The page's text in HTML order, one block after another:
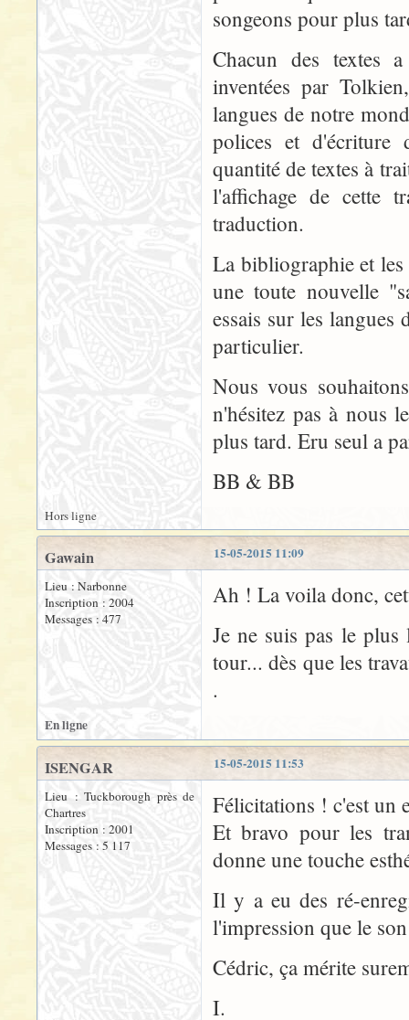
songeons pour plus
Chacun des textes
inventées par
langues de notre
polices et d'écriture
quantité de textes à
l'affichage de cette
traduction.
La bibliographie et les
une toute nouvelle
essais sur les
particulier.
Nous vous
n'hésitez pas à nous
plus tard. Eru seul a
BB & BB
Hors ligne
15-05-2015 11:09
Gawain
Lieu : Narbonne
Inscription : 2004
Messages : 477
Ah ! La voila donc,
Je ne suis pas le
tour... dès que les
.
En ligne
15-05-2015 11:53
ISENGAR
Lieu : Tuckborough près de
Chartres
Inscription : 2001
Messages : 5 117
Félicitations ! c'est un
Et bravo pour les
donne une touche
Il y a eu des ré-
l'impression que le
Cédric, ça mérite
I.